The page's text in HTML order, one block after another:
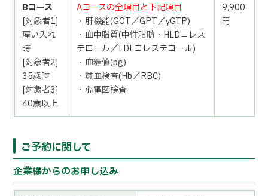
Bコース
[対象者1]
雇い入れ
時
[対象者2]
35歳時
[対象者3]
40歳以上
Aコースの全項目と下記項目
・肝機能(GOT／GPT／γGTP)
・血中脂質(中性脂肪・HLDコレス
テロール／LDLコレステロール)
・血糖値(pg)
・貧血検査(Hb／RBC)
・心電図検査
9,900
円
ご予約に関して
企業様からのお申し込み